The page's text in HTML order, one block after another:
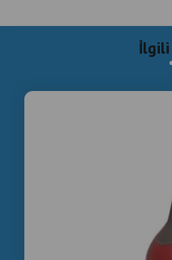
İlgili